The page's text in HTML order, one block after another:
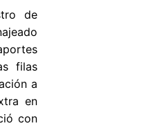
de
filas
a
en
con